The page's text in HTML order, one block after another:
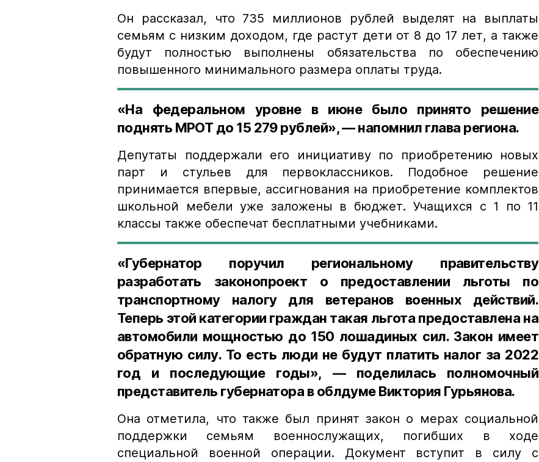
Он рассказал, что 735 миллионов рублей выделят на выплаты
семьям с низким доходом, где растут дети от 8 до 17 лет, а также
будут полностью выполнены обязательства по обеспечению
повышенного минимального размера оплаты труда.
«На федеральном уровне в июне было принято решение
поднять МРОТ до 15 279 рублей», — напомнил глава региона.
Депутаты поддержали его инициативу по приобретению новых
парт и стульев для первоклассников. Подобное решение
принимается впервые, ассигнования на приобретение комплектов
школьной мебели уже заложены в бюджет. Учащихся с 1 по 11
классы также обеспечат бесплатными учебниками.
«Губернатор поручил региональному правительству
разработать законопроект о предоставлении льготы по
транспортному налогу для ветеранов военных действий.
Теперь этой категории граждан такая льгота предоставлена на
автомобили мощностью до 150 лошадиных сил. Закон имеет
обратную силу. То есть люди не будут платить налог за 2022
год и последующие годы», — поделилась полномочный
представитель губернатора в облдуме Виктория Гурьянова.
Она отметила, что также был принят закон о мерах социальной
поддержки семьям военнослужащих, погибших в ходе
специальной военной операции. Документ вступит в силу с